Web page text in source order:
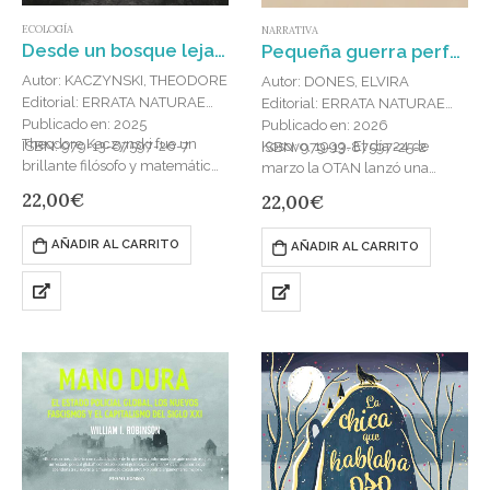
ECOLOGÍA
Desde un bosque lejano : Tecnología, colapso y revolución
Autor: KACZYNSKI, THEODORE
Editorial: ERRATA NATURAE
Publicado en: 2025
ISBN: 979-13-87597-20-7
Theodore Kaczynski fue un
brillante filósofo y matemático
honores en Harvard, obtuvo su
plaza como profesor de la
Universidad…
22,00€
AÑADIR AL CARRITO
NARRATIVA
Pequeña guerra perfecta
Autor: DONES, ELVIRA
Editorial: ERRATA NATURAE
Publicado en: 2026
ISBN: 979-13-87597-25-2
Kosovo, 1999. El día 24 de
marzo la OTAN lanzó una
detener la brutal limpieza
étnica de Miloševic. Una
ofensiva…
22,00€
AÑADIR AL CARRITO